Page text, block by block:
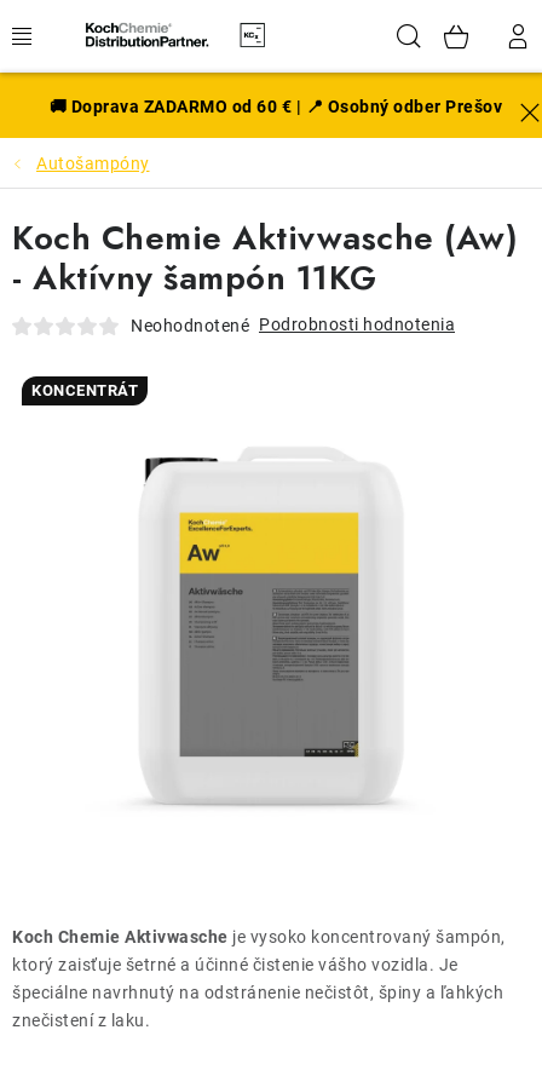
na
Hľadať
EXTERIÉR
DISKY A PNEU
INTERIÉR
PRÍSLUŠENSTVO
NOVINKY V SORTIMENTE
DARČEKOVÉ POUKAZY
🚚 Doprava ZADARMO od 60 € | 📍 Osobný odber Prešov
Autošampóny
Koch Chemie Aktivwasche je vysoko koncentrovaný šampón,
ktorý zaisťuje šetrné a účinné čistenie vášho vozidla. Je
špeciálne navrhnutý na odstránenie nečistôt, špiny a ľahkých
znečistení z laku.
Koch Chemie Aktivwasche (Aw)
- Aktívny šampón 11KG
Neohodnotené Podrobnosti hodnotenia
KONCENTRÁT